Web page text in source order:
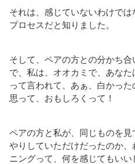
それは、感じていないわけでは
プロセスだと知りました。
そして、ペアの方との分かち
で、私は、オオカミで、あなた
って言われて、あぁ、白かっ
思って、おもしろくって！
ペアの方と私が、同じものを
やりしていただけだったのか
ニングって、何を感じてもい